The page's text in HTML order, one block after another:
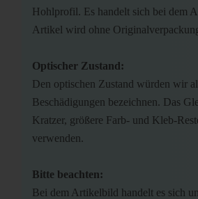
Hohlprofil. Es handelt sich bei dem
Artikel wird ohne
Optischer Zustand:
Den optischen Zustand würden wir
Beschädigungen bezeichnen. Das
Kratzer, größere Farb- und Kleb-
verwenden.
Bitte beachten:
Bei dem Artikelbild handelt es sich